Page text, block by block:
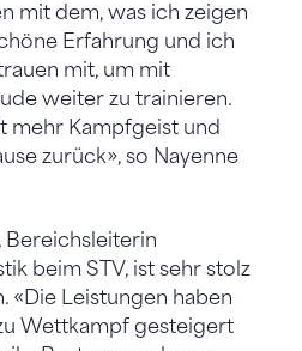
mit dem, was ich zeigen
Erfahrung und ich
mit, um mit
weiter zu trainieren.
mehr Kampfgeist und
zurück», so Nayenne
Bereichsleiterin
beim STV, ist sehr stolz
«Die Leistungen haben
Wettkampf gesteigert